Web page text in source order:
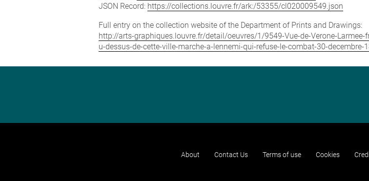
JSON Record: https://collections.louvre.fr/ark:/53355/cl020009549.json
Full entry on the collection website of the Department of Prints and Drawings:
http://arts-graphiques.louvre.fr/detail/oeuvres/1/9549-Vue-de-Verone-
u-dessus-de-cette-ville-marche-a-lennemi-qui-refuse-le-combat-30-decembre-
About Contact Us Terms of use Cookies